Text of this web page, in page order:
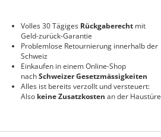
Volles 30 Tägiges Rückgaberecht mit
Geld-zurück-Garantie
Problemlose Retournierung innerhalb der
Schweiz
Einkaufen in einem Online-Shop
nachSchweizer Gesetzmässigkeiten
Alles ist bereits verzollt und versteuert:
Also keine Zusatzkosten an der Haustüre